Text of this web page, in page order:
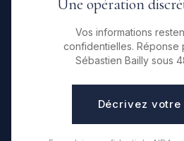
Une opération
Vos informations
confidentielles. Réponse
Sébastien Bailly sous
Décrivez